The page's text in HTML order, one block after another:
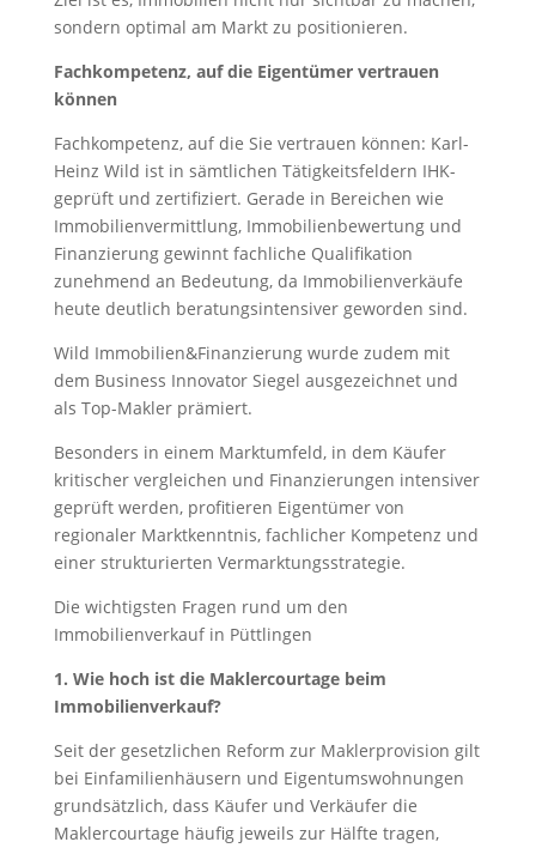
sondern optimal am Markt zu positionieren.
Fachkompetenz, auf die Eigentümer vertrauen
können
Fachkompetenz, auf die Sie vertrauen können: Karl-
Heinz Wild ist in sämtlichen Tätigkeitsfeldern IHK-
geprüft und zertifiziert. Gerade in Bereichen wie
Immobilienvermittlung, Immobilienbewertung und
Finanzierung gewinnt fachliche Qualifikation
zunehmend an Bedeutung, da Immobilienverkäufe
heute deutlich beratungsintensiver geworden sind.
Wild Immobilien&Finanzierung wurde zudem mit
dem Business Innovator Siegel ausgezeichnet und
als Top-Makler prämiert.
Besonders in einem Marktumfeld, in dem Käufer
kritischer vergleichen und Finanzierungen intensiver
geprüft werden, profitieren Eigentümer von
regionaler Marktkenntnis, fachlicher Kompetenz und
einer strukturierten Vermarktungsstrategie.
Die wichtigsten Fragen rund um den
Immobilienverkauf in Püttlingen
1. Wie hoch ist die Maklercourtage beim
Immobilienverkauf?
Seit der gesetzlichen Reform zur Maklerprovision gilt
bei Einfamilienhäusern und Eigentumswohnungen
grundsätzlich, dass Käufer und Verkäufer die
Maklercourtage häufig jeweils zur Hälfte tragen,